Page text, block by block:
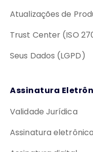
Atualizações de
Trust Center (ISO
Seus Dados (LGPD)
Assinatura
Validade Jurídica
Assinatura eletrônica